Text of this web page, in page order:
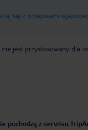
się z przepisami
jest przystosowany dla
pochodzą z serwisu